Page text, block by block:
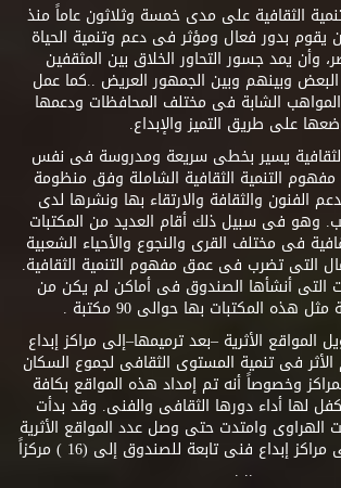
الثقافية على مدى خمسة وثلاثون عاماً منذ
عام 1989 أن يقوم بدور فعال ومؤثر فى دعم وتنمية الحياة
وأن يمد جسور التحاور الخلاق بين المثقفين
وبينهم وبين الجمهور العريض ..كما عمل
الشابة فى مختلف المحافظات ودعمها
على طريق التميز والإبداع.
يسير بخطى سريعة ومدروسة فى نفس
التنمية الثقافية الشاملة وفق منظومة
الفنون والثقافة والارتقاء بها ونشرها لدى
وهو فى سبيل ذلك أقام العديد من المكتبات
فى مختلف القرى والنجوع والأحياء الشعبية
التى تضرب فى عمق مفهوم التنمية الثقافية.
التى أنشأها الصندوق فى أماكن لم يكن من
هذه المكتبات بها حوالى 90 مكتبة .
الأثرية –بعد ترميمها–إلى مراكز إبداع
فى تنمية المستوى الثقافى لجموع السكان
وخصوصاً أنه تم إمداد هذه المواقع بكافة
لها أداء دورها الثقافى والفنى. وقد بدأت
عام 1996 ببيت الهراوى وامتدت حتى وصل عدد المواقع الأثرية
التى تم تحويلها إلى مراكز إبداع فنى تابعة للصندوق إلى (16 ) مركزاً
.. .